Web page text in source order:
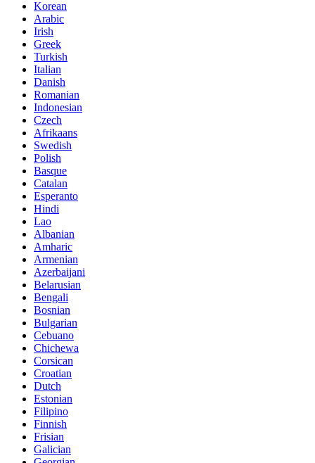
Korean
Arabic
Irish
Greek
Turkish
Italian
Danish
Romanian
Indonesian
Czech
Afrikaans
Swedish
Polish
Basque
Catalan
Esperanto
Hindi
Lao
Albanian
Amharic
Armenian
Azerbaijani
Belarusian
Bengali
Bosnian
Bulgarian
Cebuano
Chichewa
Corsican
Croatian
Dutch
Estonian
Filipino
Finnish
Frisian
Galician